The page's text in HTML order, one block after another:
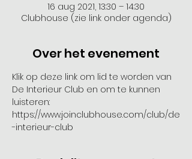
16 aug 2021, 13:30 – 14:30
Clubhouse (zie link onder agenda)
Over het evenement
Klik op deze link om lid te worden van
De Interieur Club en om te kunnen
luisteren:
https://www.joinclubhouse.com/club/de
-interieur-club